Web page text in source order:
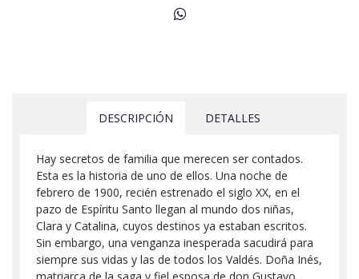
DESCRIPCIÓN DETALLES
Hay secretos de familia que merecen ser contados.
Esta es la historia de uno de ellos. Una noche de
febrero de 1900, recién estrenado el siglo XX, en el
pazo de Espíritu Santo llegan al mundo dos niñas,
Clara y Catalina, cuyos destinos ya estaban escritos.
Sin embargo, una venganza inesperada sacudirá para
siempre sus vidas y las de todos los Valdés. Doña Inés,